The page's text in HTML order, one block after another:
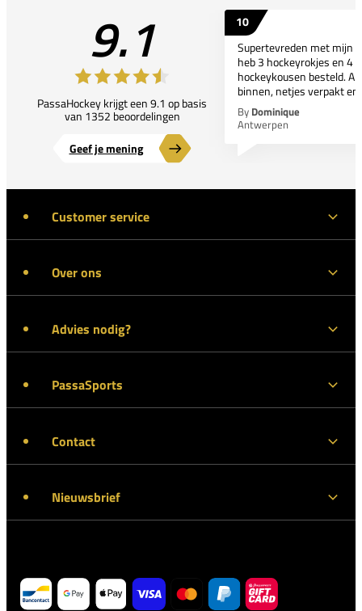
9.1
PassaHockey krijgt een 9.1 op basis
van 1352 beoordelingen
Geef je mening
10
Supertevreden met mijn
heb 3 hockeyrokjes en 4
hockeykousen besteld.
binnen, netjes verpakt
By Dominique
Antwerpen
Customer service
Over ons
Advies nodig?
PassaSports
Contact
Nieuwsbrief